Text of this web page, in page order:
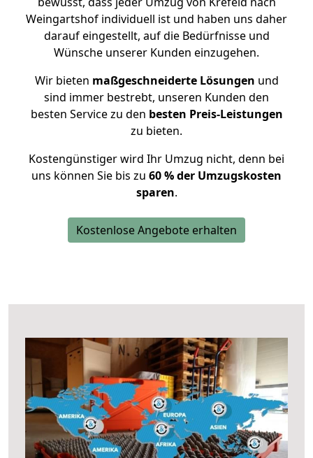
Weingartshof individuell ist und haben uns daher
darauf eingestellt, auf die Bedürfnisse und
Wünsche unserer Kunden einzugehen.
Wir bieten maßgeschneiderte Lösungen und
sind immer bestrebt, unseren Kunden den
besten Service zu den besten Preis-Leistungen
zu bieten.
Kostengünstiger wird Ihr Umzug nicht, denn bei
uns können Sie bis zu 60 % der Umzugskosten
sparen.
Kostenlose Angebote erhalten